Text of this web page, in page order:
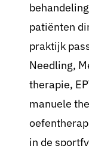
patiënten
praktijk
Needling,
therapie,
manuele
in de